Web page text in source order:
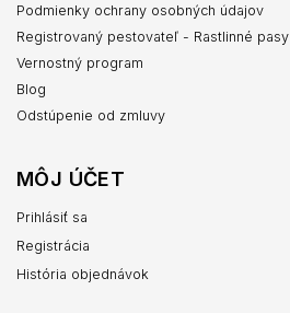
Podmienky ochrany osobných údajov
Registrovaný pestovateľ - Rastlinné pasy
Vernostný program
Blog
Odstúpenie od zmluvy
MÔJ ÚČET
Prihlásiť sa
Registrácia
História objednávok